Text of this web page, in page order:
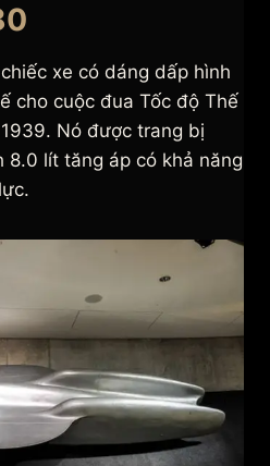
xe có dáng dấp hình
cho cuộc đua Tốc độ Thế
Nó được trang bị
8.0 lít tăng áp có khả năng